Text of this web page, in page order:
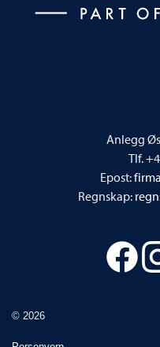
Anlegg
Tlf.
Epost:
Regnskap:
© 2026